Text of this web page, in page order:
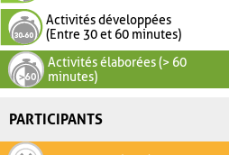
Activités développées
(Entre 30 et 60 minutes)
Activités élaborées (> 60
minutes)
PARTICIPANTS